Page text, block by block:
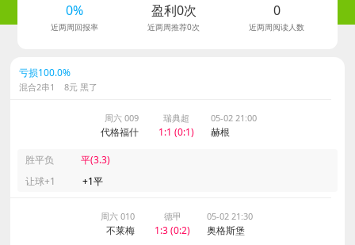
0%
近两周回报率
盈利0次
近两周推荐0次
0
近两周阅读人数
亏损100.0%
混合2串1 8元 黑了
周六 009
代格福什
瑞典超
1:1 (0:1)
05-02 21:00
赫根
胜平负
平(3.3)
让球+1
+1平
周六 010
不莱梅
德甲
1:3 (0:2)
05-02 21:30
奥格斯堡